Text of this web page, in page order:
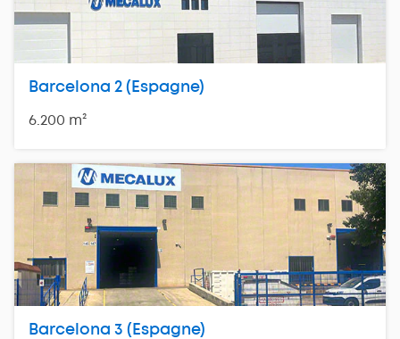
6.200 m²
Barcelona 2 (Espagne)
Barcelona 3 (Espagne)